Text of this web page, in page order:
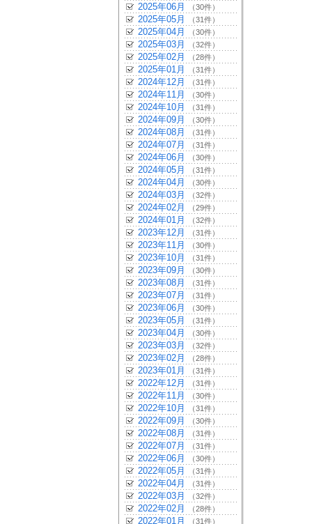
2025年06月 （30件）
2025年05月 （31件）
2025年04月 （30件）
2025年03月 （32件）
2025年02月 （28件）
2025年01月 （31件）
2024年12月 （31件）
2024年11月 （30件）
2024年10月 （31件）
2024年09月 （30件）
2024年08月 （31件）
2024年07月 （31件）
2024年06月 （30件）
2024年05月 （31件）
2024年04月 （30件）
2024年03月 （32件）
2024年02月 （29件）
2024年01月 （32件）
2023年12月 （31件）
2023年11月 （30件）
2023年10月 （31件）
2023年09月 （30件）
2023年08月 （31件）
2023年07月 （31件）
2023年06月 （30件）
2023年05月 （31件）
2023年04月 （30件）
2023年03月 （32件）
2023年02月 （28件）
2023年01月 （31件）
2022年12月 （31件）
2022年11月 （30件）
2022年10月 （31件）
2022年09月 （30件）
2022年08月 （31件）
2022年07月 （31件）
2022年06月 （30件）
2022年05月 （31件）
2022年04月 （31件）
2022年03月 （32件）
2022年02月 （28件）
2022年01月 （31件）